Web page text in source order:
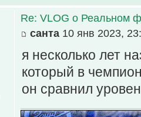
Re: VLOG о Реальном
санта 10 янв 2023,
я несколько лет
который в
он сравнил